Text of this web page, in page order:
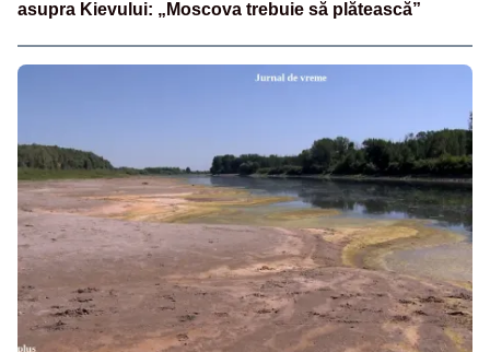
asupra Kievului: „Moscova trebuie să plătească”